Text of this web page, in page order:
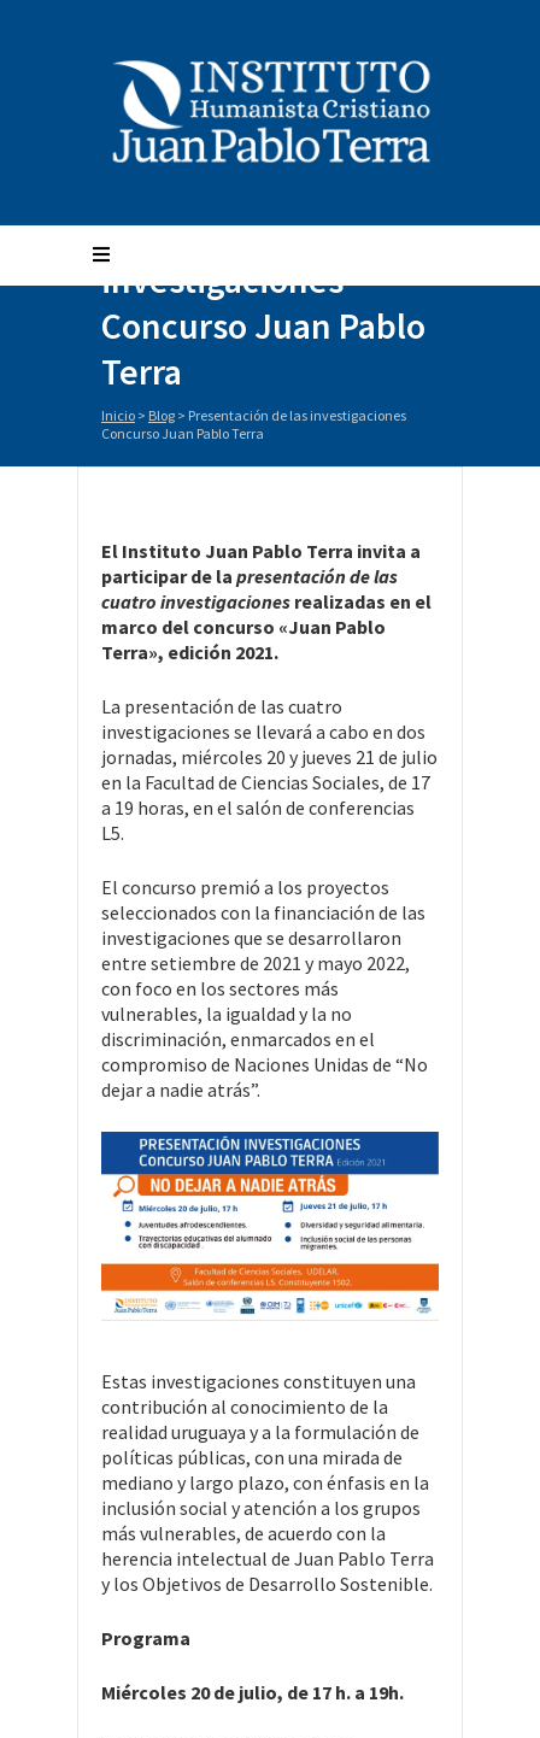
Presentación de las
investigaciones
Concurso Juan Pablo
Terra
Inicio > Blog > Presentación de las investigaciones
Concurso Juan Pablo Terra
El Instituto Juan Pablo Terra invita a
participar de la presentación de las
cuatro investigaciones realizadas en el
marco del concurso «Juan Pablo
Terra», edición 2021.
La presentación de las cuatro
investigaciones se llevará a cabo en dos
jornadas, miércoles 20 y jueves 21 de julio
en la Facultad de Ciencias Sociales, de 17
a 19 horas, en el salón de conferencias
L5.
El concurso premió a los proyectos
seleccionados con la financiación de las
investigaciones que se desarrollaron
entre setiembre de 2021 y mayo 2022,
con foco en los sectores más
vulnerables, la igualdad y la no
discriminación, enmarcados en el
compromiso de Naciones Unidas de “No
dejar a nadie atrás”.
Estas investigaciones constituyen una
contribución al conocimiento de la
realidad uruguaya y a la formulación de
políticas públicas, con una mirada de
mediano y largo plazo, con énfasis en la
inclusión social y atención a los grupos
más vulnerables, de acuerdo con la
herencia intelectual de Juan Pablo Terra
y los Objetivos de Desarrollo Sostenible.
Programa
Miércoles 20 de julio, de 17 h. a 19h.